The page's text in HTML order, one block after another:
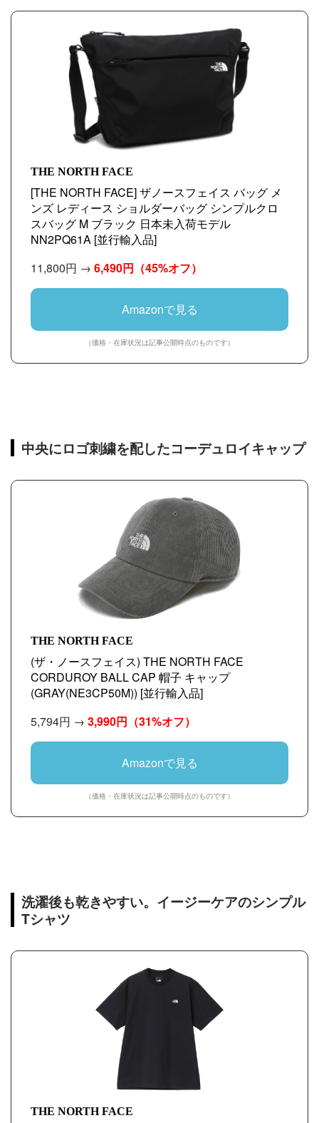
THE NORTH FACE
[THE NORTH FACE] ザノースフェイス バッグ メ
ンズ レディース ショルダーバッグ シンプルクロ
スバッグ M ブラック 日本未入荷モデル
NN2PQ61A [並行輸入品]
11,800円 → 6,490円 （45%オフ）
Amazonで見る
（価格・在庫状況は記事公開時点のものです）
中央にロゴ刺繍を配したコーデュロイキャップ
THE NORTH FACE
(ザ・ノースフェイス) THE NORTH FACE
CORDUROY BALL CAP 帽子 キャップ
(GRAY(NE3CP50M)) [並行輸入品]
5,794円 → 3,990円 （31%オフ）
Amazonで見る
（価格・在庫状況は記事公開時点のものです）
洗濯後も乾きやすい。イージーケアのシンプル
Tシャツ
THE NORTH FACE